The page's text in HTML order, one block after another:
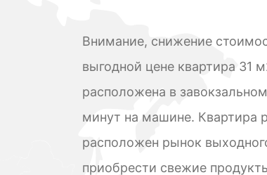
Внимание, снижение
выгодной цене квартира 31
расположена в
минут на машине. Квартира
расположен рынок
приобрести свежие